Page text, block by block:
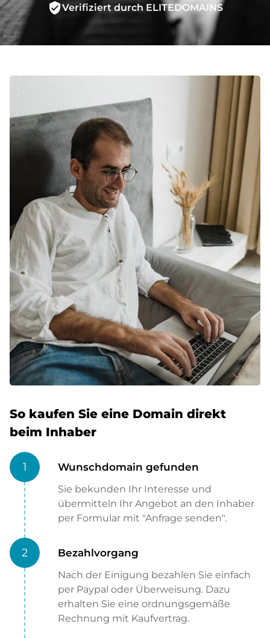
verified_userVerifiziert durch ELITEDOMAINS
So kaufen Sie eine Domain direkt
beim Inhaber
1 Wunschdomain gefunden
Sie bekunden Ihr Interesse und
übermitteln Ihr Angebot an den Inhaber
per Formular mit "Anfrage senden".
2 Bezahlvorgang
Nach der Einigung bezahlen Sie einfach
per Paypal oder Überweisung. Dazu
erhalten Sie eine ordnungsgemäße
Rechnung mit Kaufvertrag.